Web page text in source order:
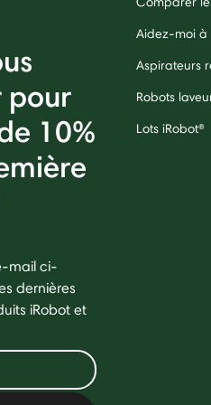
pour
10%
mail ci-
dernières
iRobot et
Aidez-moi à
Aspirateurs
Robots
Lots iRobot®